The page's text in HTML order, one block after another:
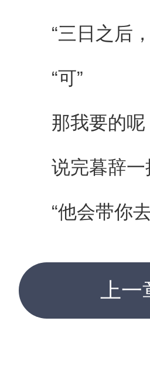
“三日之后，
“可”
那我要的呢
说完暮辞一
“他会带你去
上